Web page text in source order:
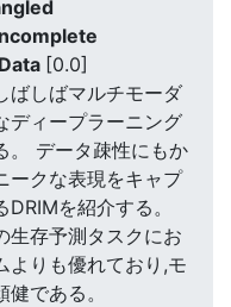
[0.0]
ばしばマルチモーダ
ディープラーニング
。 データ疎性にもか
ークな表現をキャプ
を紹介する。
生存予測タスクにお
よりも優れており,モ
である。